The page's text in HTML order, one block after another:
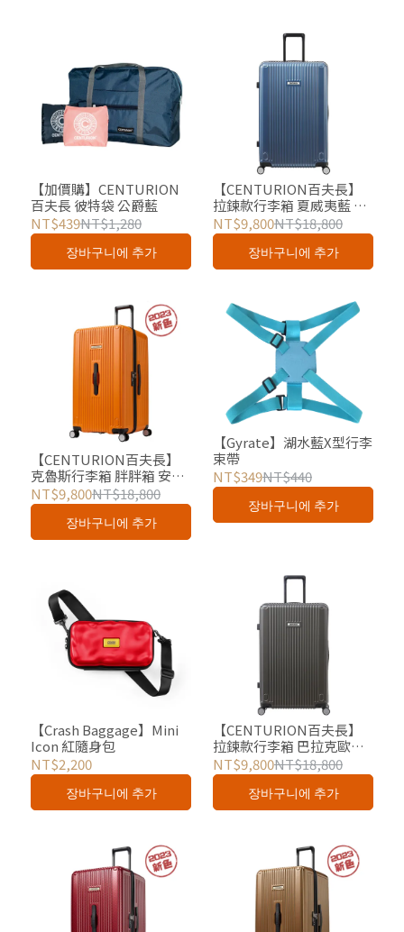
【加價購】CENTURION
百夫長 彼特袋 公爵藍
NT$439NT$1,280
장바구니에 추가
【CENTURION百夫長】
拉鍊款行李箱 夏威夷藍 29
吋 總代理
NT$9,800NT$18,800
장바구니에 추가
【CENTURION百夫長】
克魯斯行李箱 胖胖箱 安奎
拉消光橘 29吋 總代理
NT$9,800NT$18,800
장바구니에 추가
【Gyrate】湖水藍X型行李
束帶
NT$349NT$440
장바구니에 추가
【Crash Baggage】Mini
Icon 紅隨身包
NT$2,200
장바구니에 추가
【CENTURION百夫長】
拉鍊款行李箱 巴拉克歐巴
馬深灰 29吋 總代理
NT$9,800NT$18,800
장바구니에 추가